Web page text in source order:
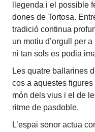
llegenda i el possible
dones de Tortosa.
tradició continua
un motiu d’orgull per
ni tan sols es podia
Les quatre ballarines
cos a aquestes
món dels vius i el de
ritme de pasdoble.
L’espai sonor actua